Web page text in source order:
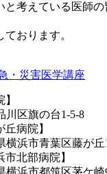
と考えている医師
おります。
川区旗の台1-5-8
丘病院】
横浜市青葉区藤が丘
市北部病院】
横浜市都筑区茅ケ崎